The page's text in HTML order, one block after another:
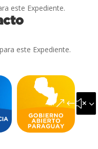
este Expediente.
este Expediente.